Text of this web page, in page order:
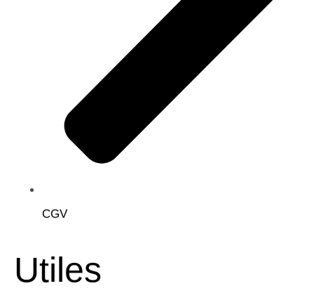
CGV
Utiles